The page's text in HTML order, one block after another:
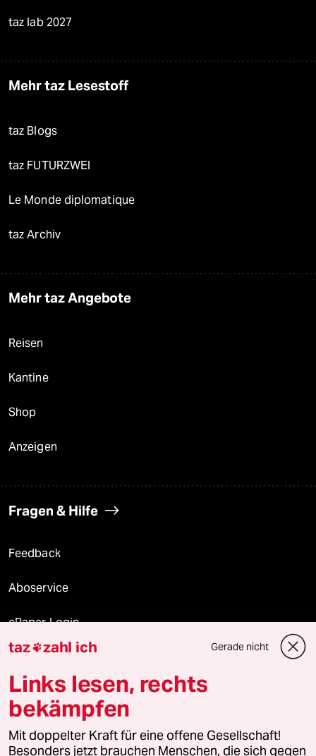
taz lab 2027
Mehr taz Lesestoff
taz Blogs
taz FUTURZWEI
Le Monde diplomatique
taz Archiv
Mehr taz Angebote
Reisen
Kantine
Shop
Anzeigen
Fragen & Hilfe
Feedback
Aboservice
ePaper Login
Downloads für Abonnierende
© 2026 taz Verlags und Vertriebs GmbH
Alle Rechte vorbehalten. Bei rechtlichen Fragen oder für Genehmigungen
wenden Sie sich bitte an lizenzen@taz.de
taz zahl ich Gerade nicht
Links lesen, rechts
bekämpfen
Mit doppelter Kraft für eine offene Gesellschaft!
Besonders jetzt brauchen Menschen, die sich gegen